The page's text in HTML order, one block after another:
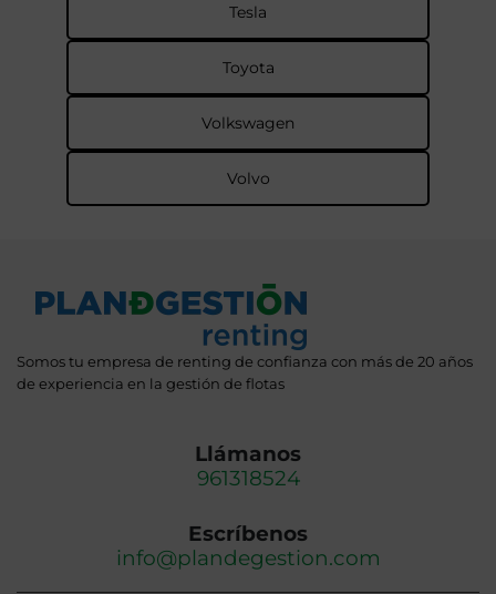
Tesla
Toyota
Volkswagen
Volvo
Somos tu empresa de renting de confianza con más de 20 años
de experiencia en la gestión de flotas
Llámanos
961318524
Escríbenos
info@plandegestion.com